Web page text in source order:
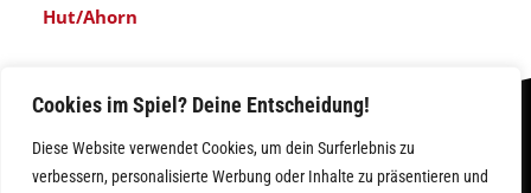
Cookies im Spiel? Deine Entscheidung!
Diese Website verwendet Cookies, um dein Surferlebnis zu
verbessern, personalisierte Werbung oder Inhalte zu präsentieren und
Hut/Ahorn